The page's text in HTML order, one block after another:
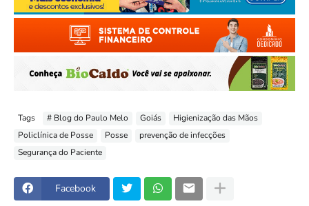
Tags # Blog do Paulo Melo Goiás
Higienização das Mãos
Policlínica de Posse
Posse
prevenção de infecções
Segurança do Paciente
Facebook